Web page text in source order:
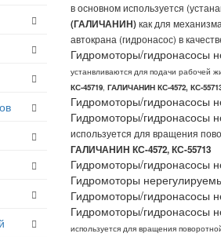
в основном используется
(ГАЛИЧАНИН)как для
автокрана (гидронасос) в
Гидромоторы/гидронасосы
устанвливаются для подачи рабочей
КС-45719 ГАЛИЧАНИН КС-4572, КС-
Гидромоторы/гидронасосы
Гидромоторы/гидронасосы
используется для вращения
ГАЛИЧАНИН КС-4572, КС-55713
Гидромоторы/гидронасосы
Гидромоторы
Гидромоторы/гидронасосы
Гидромоторы/гидронасосы
используется для вращения